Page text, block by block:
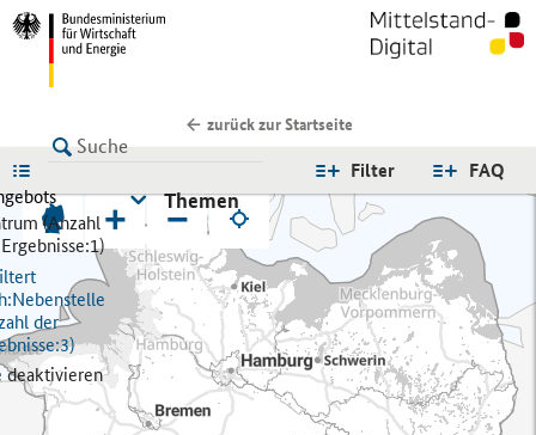
zurück zur Startseite
FAQ
Filter
(Anzahl
1)
Nebenstelle
der
3)
deaktivieren
Themen
+ −